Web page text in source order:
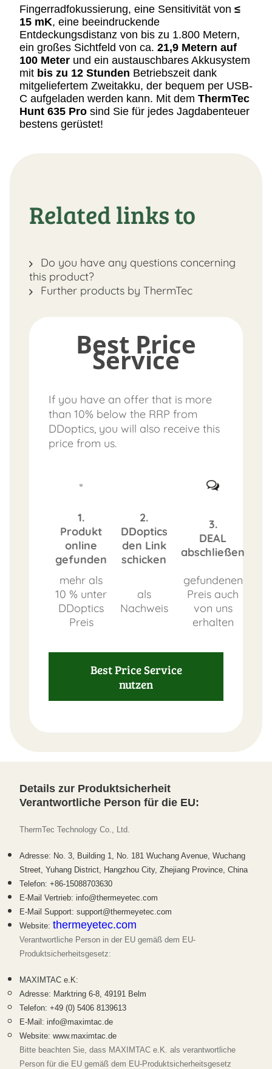
Fingerradfokussierung, eine Sensitivität von ≤
15 mK, eine beeindruckende
Entdeckungsdistanz von bis zu 1.800 Metern,
ein großes Sichtfeld von ca. 21,9 Metern auf
100 Meter und ein austauschbares Akkusystem
mit bis zu 12 Stunden Betriebszeit dank
mitgeliefertem Zweitakku, der bequem per USB-
C aufgeladen werden kann. Mit dem ThermTec
Hunt 635 Pro sind Sie für jedes Jagdabenteuer
bestens gerüstet!
Related links to
Do you have any questions concerning
this product?
Further products by ThermTec
Best Price
Service
If you have an offer that is more
than 10% below the RRP from
DDoptics, you will also receive this
price from us.
1.
Produkt
online
gefunden
2.
DDoptics
den Link
schicken
3.
DEAL
abschließen
mehr als
10 % unter
DDoptics
Preis
als
Nachweis
gefundenen
Preis auch
von uns
erhalten
Best Price Service
nutzen
Details zur Produktsicherheit
Verantwortliche Person für die EU:
ThermTec Technology Co., Ltd.
Adresse: No. 3, Building 1, No. 181 Wuchang Avenue, Wuchang
Street, Yuhang District, Hangzhou City, Zhejiang Province, China
Telefon: +86-15088703630
E-Mail Vertrieb: info@thermeyetec.com
E-Mail Support: support@thermeyetec.com
Website: thermeyetec.com
Verantwortliche Person in der EU gemäß dem EU-
Produktsicherheitsgesetz:
MAXIMTAC e.K:
Adresse: Marktring 6-8, 49191 Belm
Telefon: +49 (0) 5406 8139613
E-Mail: info@maximtac.de
Website: www.maximtac.de
Bitte beachten Sie, dass MAXIMTAC e.K. als verantwortliche
Person für die EU gemäß dem EU-Produktsicherheitsgesetz